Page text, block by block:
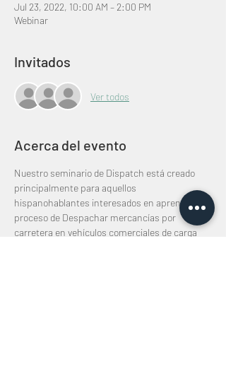
Jul 23, 2022, 10:00 AM – 2:00 PM
Webinar
Invitados
Ver todos
Acerca del evento
Nuestro seminario de Dispatch está creado
principalmente para aquellos
hispanohablantes interesados en aprender el
proceso de Despachar mercancías por
carretera en vehículos comerciales de carga